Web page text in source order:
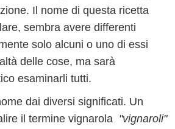
Il nome di questa ricetta
sembra avere differenti
solo alcuni o uno di essi
delle cose, ma sarà
esaminarli tutti.
dai diversi significati. Un
il termine vignarola "vignaroli"